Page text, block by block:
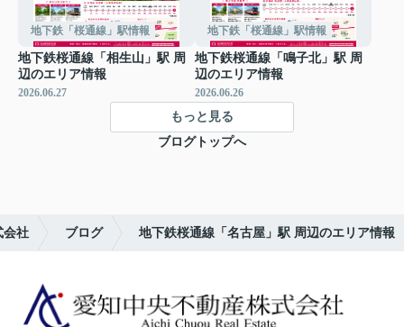
地下鉄「桜通線」駅情報
地下鉄桜通線「相生山」駅 周
辺のエリア情報
2026.06.27
地下鉄「桜通線」駅情報
地下鉄桜通線「鳴子北」駅 周
辺のエリア情報
2026.06.26
もっと見る
ブログトップへ
会社 ブログ 地下鉄桜通線「名古屋」駅 周辺のエリア情報